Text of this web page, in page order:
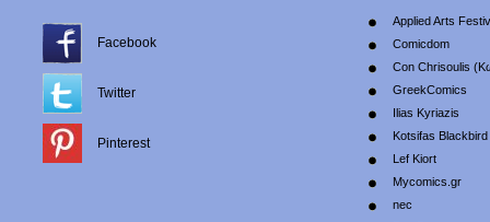
Facebook
Twitter
Pinterest
Applied Arts
Comicdom
Con Chrisoulis
GreekComics
Ilias Kyriazis
Kotsifas Blackbird
Lef Kiort
Mycomics.gr
nec